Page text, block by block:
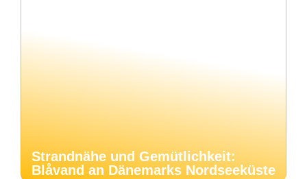
Strandnähe und Gemütlichkeit:
Blåvand an Dänemarks Nordseeküste